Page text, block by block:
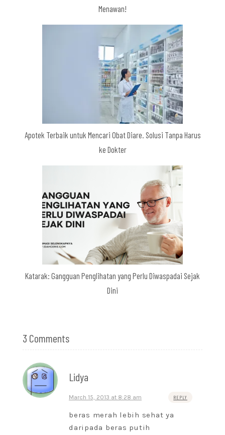
Menawan!
Apotek Terbaik untuk Mencari Obat Diare. Solusi Tanpa Harus
ke Dokter
Katarak: Gangguan Penglihatan yang Perlu Diwaspadai Sejak
Dini
3 Comments
Lidya
March 15, 2013 at 8:28 am REPLY
beras merah lebih sehat ya
daripada beras putih